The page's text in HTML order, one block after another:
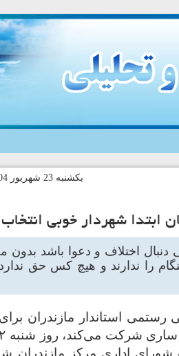
يکشنبه 23 شهريور 1404-9:32 کد خبر:140857
ابتدا شهردار خوبی
دنبال اختلاف و دعوا باشد
را ندارند و هیچ کس حق ندارد
رستمی استاندار مازندران
اداری مرکز مازندران